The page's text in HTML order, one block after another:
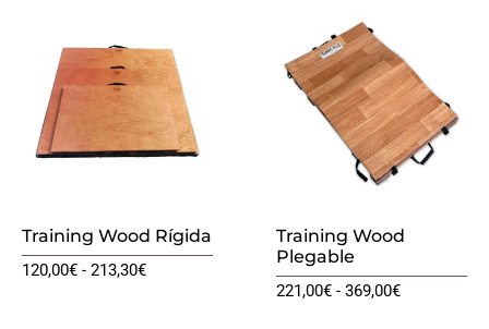
Training Wood Rígida
120,00€ - 213,30€Rango
Training Wood
Plegable
221,00€ - 369,00€Rango